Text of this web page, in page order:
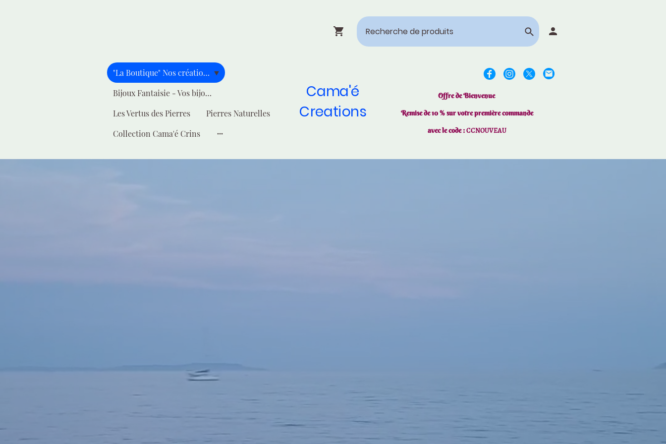
"La Boutique" Nos créations pour vous
Bijoux Fantaisie - Vos bijoux - Votre style
Les Vertus des Pierres
Pierres Naturelles
Collection Cama'é Crins
Cama'é
Creations
Offre de Bienvenue
Remise de 10 % sur votre première commande
avec le code :CCNOUVEAU